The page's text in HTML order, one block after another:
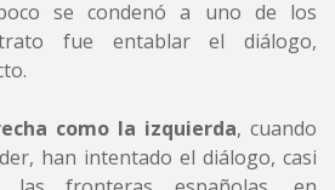
se condenó a uno de los
fue entablar el diálogo,
como la izquierda, cuando
han intentado el diálogo, casi